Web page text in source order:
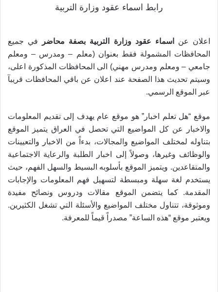
رابط اسماء عقود وزارة التربية
اعلان عن اسماء عقود وزارة التربية بصفة محاضر
في جميع
المحافظات المشمولة فقط بعنوان (معلم – ومدرس – ومعلم
جامعي – ومعلم ومدرس مهني) الى المحافظات المذكورة اعلى،
وسيتم تحديث هذا الصفحة عند اعلان عن باقي المحافظات قريبآ
عبر الموقع الرسمي.
موقع “هل تعلم اخبار” هو موقع عام يهدف إلى تقديم المعلومات
والاخبار عن كل المواضيع التي تحصل في العراق يتميز الموقع
بتناوله لمختلف المواضيع والمجالات، بدءاً من الاخبار والتعيينات
والوظائف وغيرها، وصولاً إلى اخبار الطلبة والرعاية الاجتماعية
والمتقاعدين. ويتميز الموقع بأسلوبه البسيط والسهل الفهم، حيث
يستخدم لغة سهلة ومبسطة لتسهيل فهم المعلومات والإجابات
المقدمة. كما يتضمن الموقع مقالات ودروس ونصائح مفيدة
وموثوقة، تتناول مختلف المواضيع والأسئلة التي تشغل الكثيرين.
ويعتبر موقع “هذه الساعة” مصدراً قيماً للمعرفة.